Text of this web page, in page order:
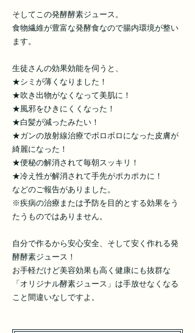
そしてこの発酵酵素ジュース。
食物繊維が豊富な発酵食なので腸内環境が整い
ます。
生徒さんの効果効能を伺うと、
★シミが薄くなりました！
★吹き出物がなくなって美肌に！
★風邪をひきにくくなった！
★白髪が減ったみたい！
★ガンの放射線治療でボロボロになった皮膚が
綺麗になった！
★便秘の解消されて毎朝スッキリ！
★冷え性が解消されて手先がポカポカに！
などのご報告がありました。
※疾病の治療または予防を目的とする効果をう
たうものではありません。
自分で作るから安心安全、そして安く作れる発
酵酵素ジュース！
お手軽だけど美容効果も高く健康にも抜群な
「オリジナル酵素ジュース」は手放せなくなる
こと間違いなしですよ。